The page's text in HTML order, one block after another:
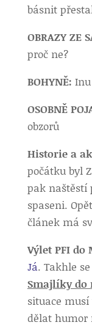
básnit
OBRAZY ZE
proč ne?
BOHYNĚ:
OSOBNĚ
obzorů
Historie a
počátku byl
pak naštěstí
spaseni.
článek má
Výlet PFI do
Já. Takhle
Smajlíky do
situace
dělat humor